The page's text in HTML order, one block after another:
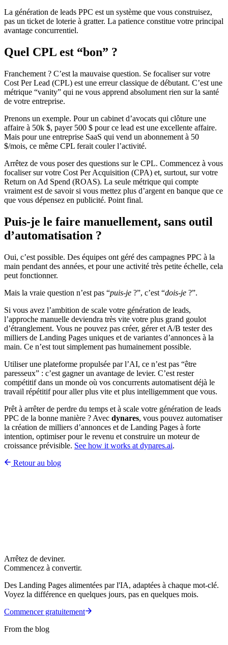
La génération de leads PPC est un système que vous construisez,
pas un ticket de loterie à gratter. La patience constitue votre principal
avantage concurrentiel.
Quel CPL est “bon” ?
Franchement ? C’est la mauvaise question. Se focaliser sur votre
Cost Per Lead (CPL) est une erreur classique de débutant. C’est une
métrique “vanity” qui ne vous apprend absolument rien sur la santé
de votre entreprise.
Prenons un exemple. Pour un cabinet d’avocats qui clôture une
affaire à 50k $, payer 500 $ pour ce lead est une excellente affaire.
Mais pour une entreprise SaaS qui vend un abonnement à 50
$/mois, ce même CPL ferait couler l’activité.
Arrêtez de vous poser des questions sur le CPL. Commencez à vous
focaliser sur votre Cost Per Acquisition (CPA) et, surtout, sur votre
Return on Ad Spend (ROAS). La seule métrique qui compte
vraiment est de savoir si vous mettez plus d’argent en banque que ce
que vous dépensez en publicité. Point final.
Puis-je le faire manuellement, sans outil
d’automatisation ?
Oui, c’est possible. Des équipes ont géré des campagnes PPC à la
main pendant des années, et pour une activité très petite échelle, cela
peut fonctionner.
Mais la vraie question n’est pas “puis-je ?”, c’est “dois-je ?”.
Si vous avez l’ambition de scale votre génération de leads,
l’approche manuelle deviendra très vite votre plus grand goulot
d’étranglement. Vous ne pouvez pas créer, gérer et A/B tester des
milliers de Landing Pages uniques et de variantes d’annonces à la
main. Ce n’est tout simplement pas humainement possible.
Utiliser une plateforme propulsée par l’AI, ce n’est pas “être
paresseux” : c’est gagner un avantage de levier. C’est rester
compétitif dans un monde où vos concurrents automatisent déjà le
travail répétitif pour aller plus vite et plus intelligemment que vous.
Prêt à arrêter de perdre du temps et à scale votre génération de leads
PPC de la bonne manière ? Avec dynares, vous pouvez automatiser
la création de milliers d’annonces et de Landing Pages à forte
intention, optimiser pour le revenu et construire un moteur de
croissance prévisible. See how it works at dynares.ai.
Retour au blog
Arrêtez de deviner.
Commencez à convertir.
Des Landing Pages alimentées par l'IA, adaptées à chaque mot-clé.
Voyez la différence en quelques jours, pas en quelques mois.
Commencer gratuitement
From the blog